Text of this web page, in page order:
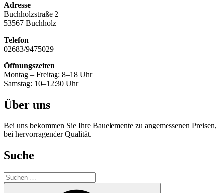
Adresse
Buchholzstraße 2
53567 Buchholz
Telefon
02683/9475029
Öffnungszeiten
Montag – Freitag: 8–18 Uhr
Samstag: 10–12:30 Uhr
Über uns
Bei uns bekommen Sie Ihre Bauelemente zu angemessenen Preisen,
bei hervorragender Qualität.
Suche
Suche
nach: